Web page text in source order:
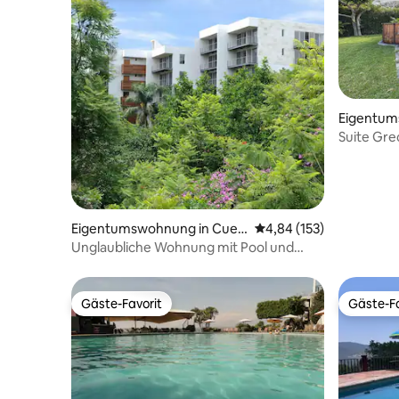
Eigentumswohnung in Cuer
navaca
Durchschnittliche
4,84 (153)
Unglaubliche Wohnung mit Pool und
pec
Suite
Gäste-Favorit
Gäste-Favorit Gäste-
Gäste-